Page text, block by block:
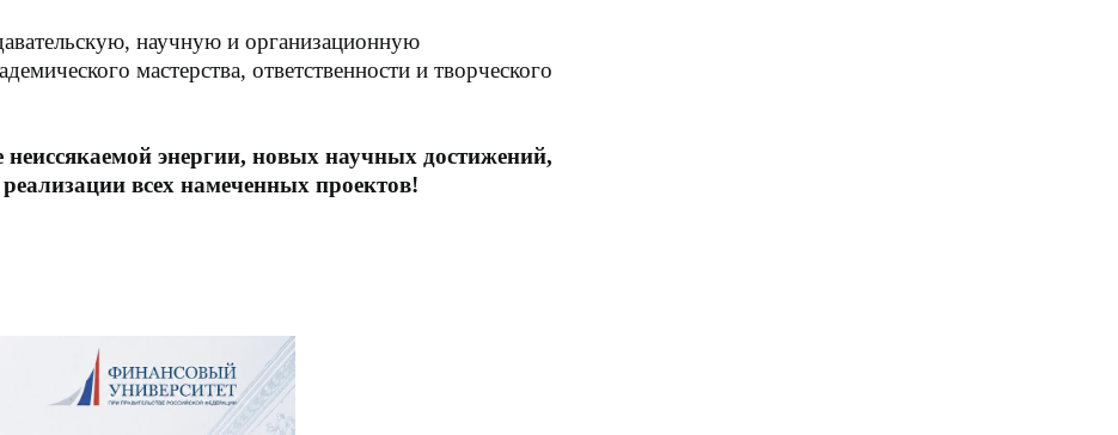
научную и организационную
мастерства, ответственности и творческого
энергии, новых научных достижений,
всех намеченных проектов!